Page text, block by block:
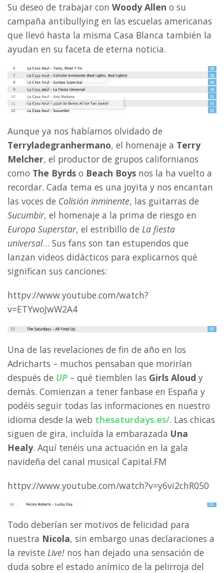
Su deseo de trabajar con Woody Allen o su
campaña antibullying en las escuelas americanas
que llevó hasta la misma Casa Blanca también la
ayudan en su faceta de eterna noticia.
Aunque ya nos habíamos olvidado de
Terryladegranhermano, el homenaje a Terry
Melcher, el productor de grupos californianos
como The Byrds o Beach Boys nos la ha vuelto a
recordar. Cada tema es una joyita y nos encantan
las voces de Colisión inminente, las guitarras de
Sucumbir, el homenaje a la prima de riesgo en
Europa Superstar, el estribillo de La fiesta
universal… Sus fans son tan estupendos que
lanzan videos didácticos para explicarnos qué
significan sus canciones:
httpv://www.youtube.com/watch?
v=ETYwoJwW2A4
Una de las revelaciones de fin de año en los
Adricharts – muchos pensaban que morirían
después de UP – qué tiemblen las Girls Aloud y
demás. Comienzan a tener fanbase en España y
podéis seguir todas las informaciones en nuestro
idioma desde la web thesaturdays.es/. Las chicas
siguen de gira, incluída la embarazada Una
Healy. Aquí tenéis una actuación en la gala
navideña del canal musical Capital.FM
httpv://www.youtube.com/watch?v=y6vi2chR050
Todo deberían ser motivos de felicidad para
nuestra Nicola, sin embargo unas declaraciones a
la reviste Live! nos han dejado una sensación de
duda sobre el estado anímico de la pelirroja del